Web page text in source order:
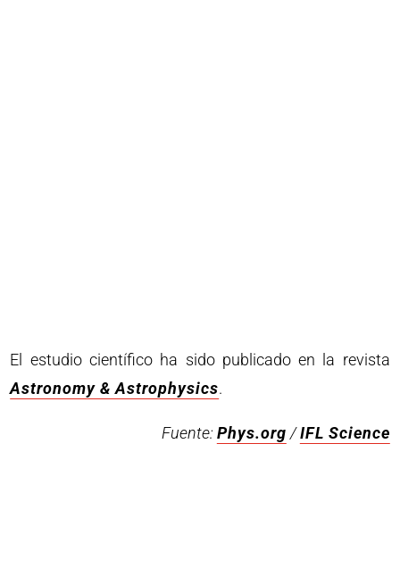
El estudio científico ha sido publicado en la revista
Astronomy & Astrophysics.
Fuente: Phys.org /IFL Science